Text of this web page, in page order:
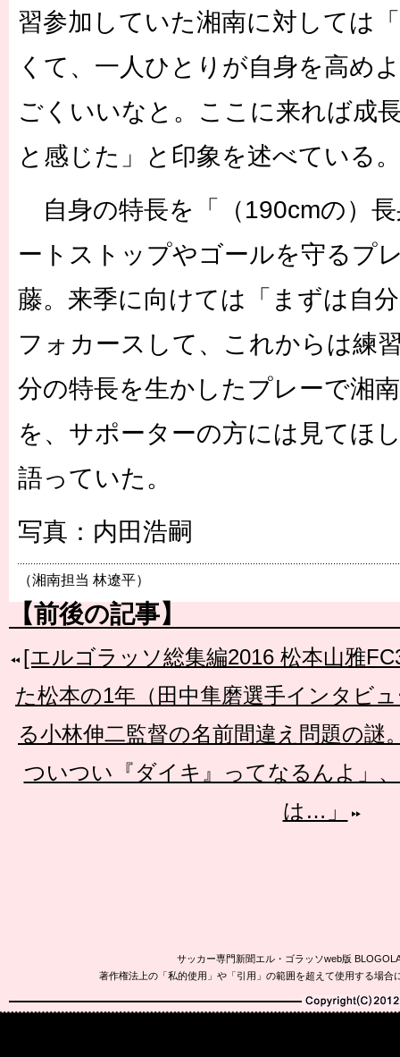
習参加していた湘南に対しては
くて、一人ひとりが自身を高め
ごくいいなと。ここに来れば成
と感じた」と印象を述べている。
自身の特長を「（190cmの）
ートストップやゴールを守るプ
藤。来季に向けては「まずは自
フォカースして、これからは練
分の特長を生かしたプレーで湘
を、サポーターの方には見てほ
語っていた。
写真：内田浩嗣
（湘南担当 林遼平）
【前後の記事】
[エルゴラッソ総集編2016 松本山雅
た松本の1年（田中隼磨選手インタビ
る小林伸二監督の名前間違え問題の謎
ついつい『ダイキ』ってなるんよ」
は…」
サッカー専門新聞エル・ゴラッソweb版
著作権法上の「私的使用」や「引用」の範囲を超えて使用する場
Copyright(C)2010-